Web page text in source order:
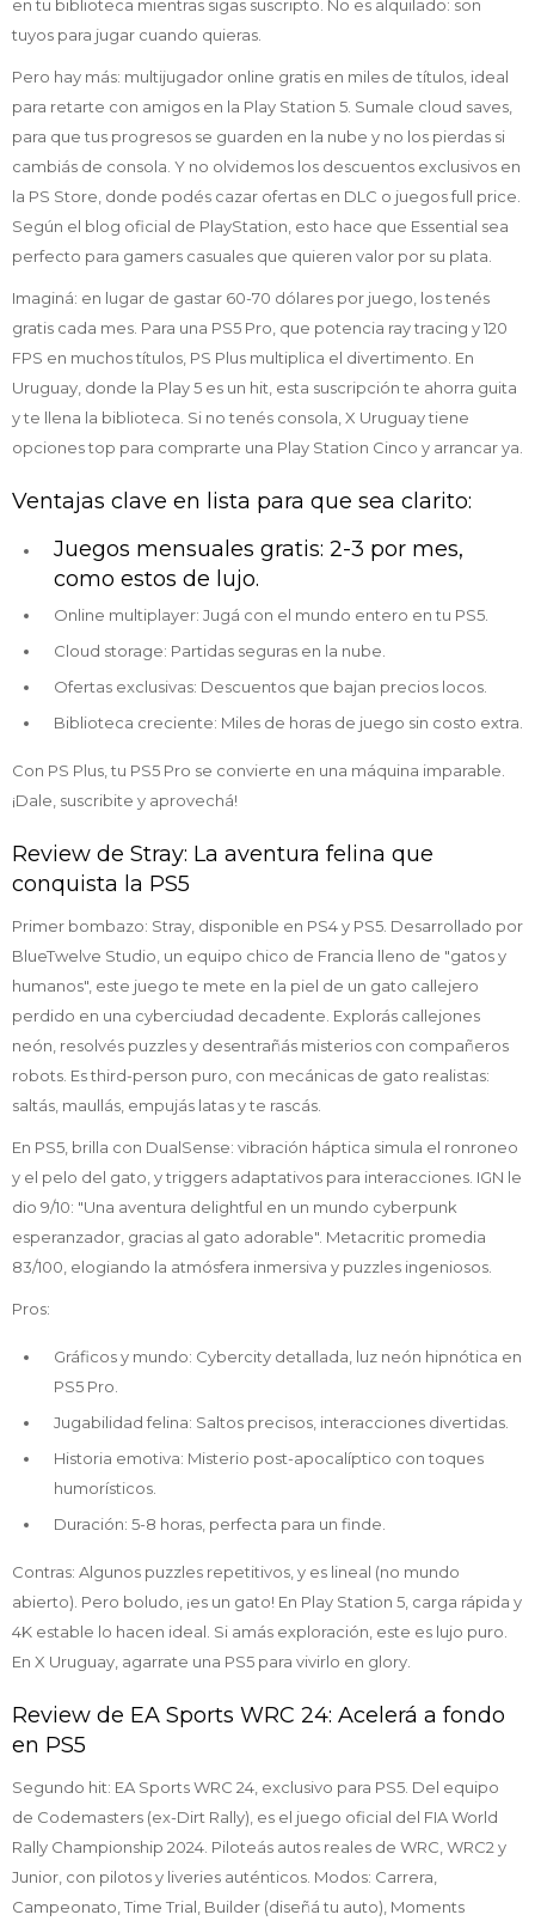
en tu biblioteca mientras sigas suscripto. No es alquilado: son
tuyos para jugar cuando quieras.
Pero hay más: multijugador online gratis en miles de títulos, ideal
para retarte con amigos en la Play Station 5. Sumale cloud saves,
para que tus progresos se guarden en la nube y no los pierdas si
cambiás de consola. Y no olvidemos los descuentos exclusivos en
la PS Store, donde podés cazar ofertas en DLC o juegos full price.
Según el blog oficial de PlayStation, esto hace que Essential sea
perfecto para gamers casuales que quieren valor por su plata.
Imaginá: en lugar de gastar 60-70 dólares por juego, los tenés
gratis cada mes. Para una PS5 Pro, que potencia ray tracing y 120
FPS en muchos títulos, PS Plus multiplica el divertimento. En
Uruguay, donde la Play 5 es un hit, esta suscripción te ahorra guita
y te llena la biblioteca. Si no tenés consola, X Uruguay tiene
opciones top para comprarte una Play Station Cinco y arrancar ya.
Ventajas clave en lista para que sea clarito:
Juegos mensuales gratis: 2-3 por mes,
como estos de lujo.
Online multiplayer: Jugá con el mundo entero en tu PS5.
Cloud storage: Partidas seguras en la nube.
Ofertas exclusivas: Descuentos que bajan precios locos.
Biblioteca creciente: Miles de horas de juego sin costo extra.
Con PS Plus, tu PS5 Pro se convierte en una máquina imparable.
¡Dale, suscribite y aprovechá!
Review de Stray: La aventura felina que
conquista la PS5
Primer bombazo: Stray, disponible en PS4 y PS5. Desarrollado por
BlueTwelve Studio, un equipo chico de Francia lleno de "gatos y
humanos", este juego te mete en la piel de un gato callejero
perdido en una cyberciudad decadente. Explorás callejones
neón, resolvés puzzles y desentrañás misterios con compañeros
robots. Es third-person puro, con mecánicas de gato realistas:
saltás, maullás, empujás latas y te rascás.
En PS5, brilla con DualSense: vibración háptica simula el ronroneo
y el pelo del gato, y triggers adaptativos para interacciones. IGN le
dio 9/10: "Una aventura delightful en un mundo cyberpunk
esperanzador, gracias al gato adorable". Metacritic promedia
83/100, elogiando la atmósfera inmersiva y puzzles ingeniosos.
Pros:
Gráficos y mundo: Cybercity detallada, luz neón hipnótica en
PS5 Pro.
Jugabilidad felina: Saltos precisos, interacciones divertidas.
Historia emotiva: Misterio post-apocalíptico con toques
humorísticos.
Duración: 5-8 horas, perfecta para un finde.
Contras: Algunos puzzles repetitivos, y es lineal (no mundo
abierto). Pero boludo, ¡es un gato! En Play Station 5, carga rápida y
4K estable lo hacen ideal. Si amás exploración, este es lujo puro.
En X Uruguay, agarrate una PS5 para vivirlo en glory.
Review de EA Sports WRC 24: Acelerá a fondo
en PS5
Segundo hit: EA Sports WRC 24, exclusivo para PS5. Del equipo
de Codemasters (ex-Dirt Rally), es el juego oficial del FIA World
Rally Championship 2024. Piloteás autos reales de WRC, WRC2 y
Junior, con pilotos y liveries auténticos. Modos: Carrera,
Campeonato, Time Trial, Builder (diseñá tu auto), Moments